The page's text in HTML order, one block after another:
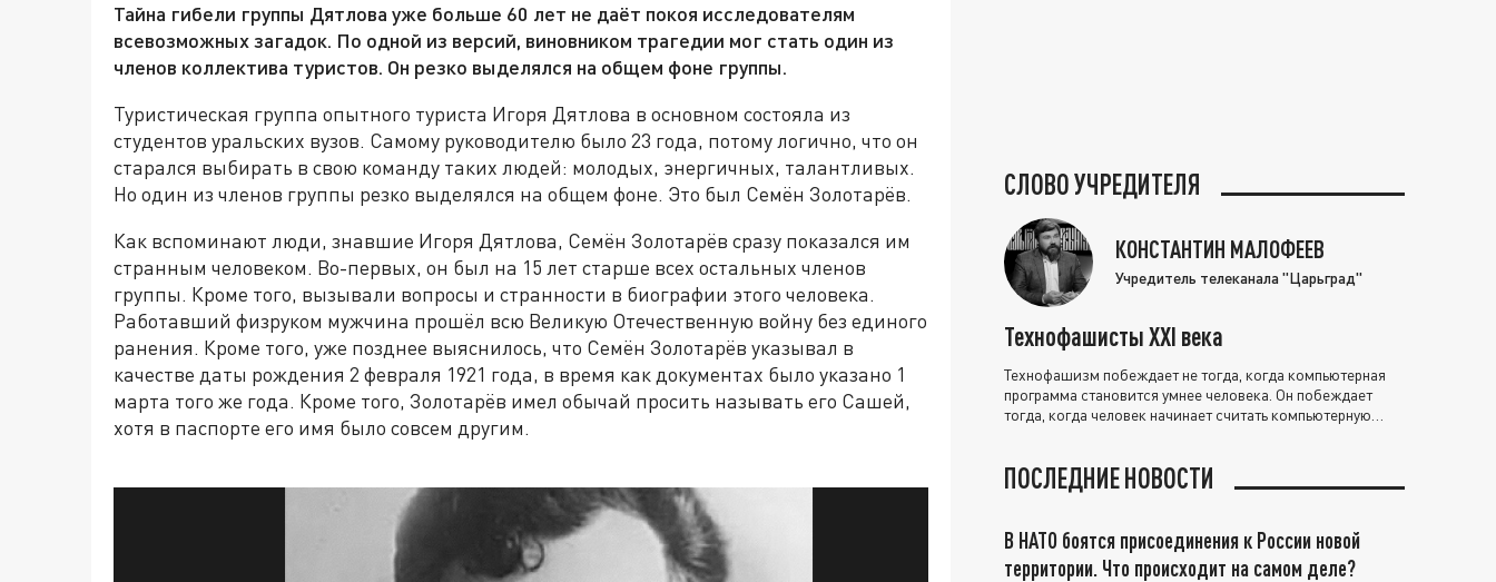
Тайна гибели группы Дятлова уже больше 60 лет не даёт покоя исследователям
всевозможных загадок. По одной из версий, виновником трагедии мог стать один из
членов коллектива туристов. Он резко выделялся на общем фоне группы.
Туристическая группа опытного туриста Игоря Дятлова в основном состояла из
студентов уральских вузов. Самому руководителю было 23 года, потому логично, что он
старался выбирать в свою команду таких людей: молодых, энергичных, талантливых.
Но один из членов группы резко выделялся на общем фоне. Это был Семён Золотарёв.
Как вспоминают люди, знавшие Игоря Дятлова, Семён Золотарёв сразу показался им
странным человеком. Во-первых, он был на 15 лет старше всех остальных членов
группы. Кроме того, вызывали вопросы и странности в биографии этого человека.
Работавший физруком мужчина прошёл всю Великую Отечественную войну без единого
ранения. Кроме того, уже позднее выяснилось, что Семён Золотарёв указывал в
качестве даты рождения 2 февраля 1921 года, в время как документах было указано 1
марта того же года. Кроме того, Золотарёв имел обычай просить называть его Сашей,
хотя в паспорте его имя было совсем другим.
СЛОВО УЧРЕДИТЕЛЯ
КОНСТАНТИН МАЛОФЕЕВ
Учредитель телеканала "Царьград"
Технофашисты XXI века
Технофашизм побеждает не тогда, когда компьютерная
программа становится умнее человека. Он побеждает
тогда, когда человек начинает считать компьютерную
ПОСЛЕДНИЕ НОВОСТИ
В НАТО боятся присоединения к России новой
территории. Что происходит на самом деле?